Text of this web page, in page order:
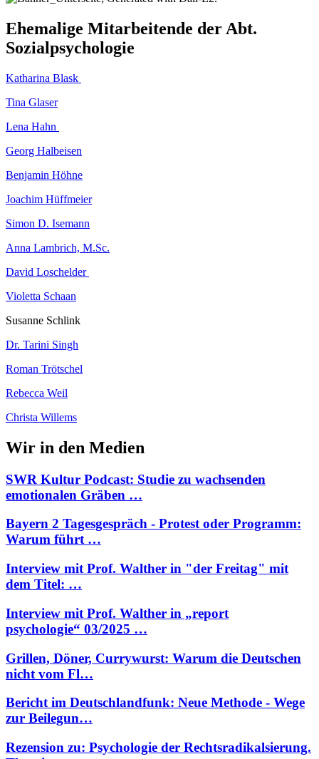
Ehemalige Mitarbeitende der Abt.
Sozialpsychologie
Katharina Blask
Tina Glaser
Lena Hahn
Georg Halbeisen
Benjamin Höhne
Joachim Hüffmeier
Simon D. Isemann
Anna Lambrich, M.Sc.
David Loschelder
Violetta Schaan
Susanne Schlink
Dr. Tarini Singh
Roman Trötschel
Rebecca Weil
Christa Willems
Wir in den Medien
SWR Kultur Podcast: Studie zu wachsenden
emotionalen Gräben …
Bayern 2 Tagesgespräch - Protest oder Programm:
Warum führt …
Interview mit Prof. Walther in "der Freitag" mit
dem Titel: …
Interview mit Prof. Walther in „report
psychologie“ 03/2025 …
Grillen, Döner, Currywurst: Warum die Deutschen
nicht vom Fl…
Bericht im Deutschlandfunk: Neue Methode - Wege
zur Beilegun…
Rezension zu: Psychologie der Rechtsradikalsierung.